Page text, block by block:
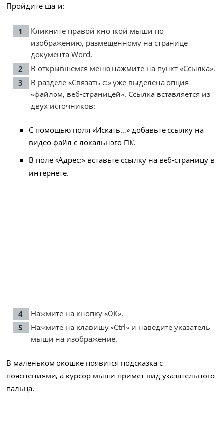
Пройдите шаги:
Кликните правой кнопкой мыши по
изображению, размещенному на странице
документа Word.
В открывшемся меню нажмите на пункт «Ссылка».
В разделе «Связать с:» уже выделена опция
«файлом, веб-страницей». Ссылка вставляется из
двух источников:
С помощью поля «Искать…» добавьте ссылку на
видео файл с локального ПК.
В поле «Адрес:» вставьте ссылку на веб-страницу в
интернете.
Нажмите на кнопку «ОК».
Нажмите на клавишу «Ctrl» и наведите указатель
мыши на изображение.
В маленьком окошке появится подсказка с
пояснениями, а курсор мыши примет вид указательного
пальца.